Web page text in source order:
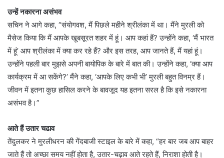
उन्हें नकारना असंभव
सचिन ने आगे कहा, “संयोगवश, मैं पिछले महीने श्रीलंका में था। मैंने मुरली को
मैसेज किया कि मैं आपके खूबसूरत शहर में हूं। आप कहां हैं? उन्होंने कहा, ‘मैं भारत
में हूं’ आप श्रीलंका में क्या कर रहे हैं? और इस तरह, आप जानते हैं, मैं यहां हूं।
उन्होंने पहली बार मुझसे अपनी बायोपिक के बारे में बात की। उन्होंने कहा, ‘क्या आप
कार्यक्रम में आ सकेंगे?’ मैंने कहा, ‘आपके लिए कभी भी’ मुरली बहुत विनम्र हैं।
जीवन में इतना कुछ हासिल करने के बावजूद यह इतना सरल है कि इसे नकारना
असंभव है।”
आते हैं उतार चढाव
तेंदुलकर ने मुरलीधरन की गेंदबाजी स्टाइल के बारे में कहा, “हर बार जब आप बाहर
जाते हैं तो अच्छा समय नहीं होता है, उतार-चढ़ाव आते रहते हैं, निराशा होती है।